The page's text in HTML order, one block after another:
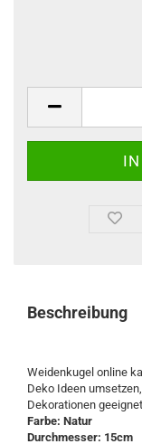
Beschreibung
Weidenkugel online
Deko Ideen
Dekorationen
Farbe: Natur
Durchmesser: 15cm